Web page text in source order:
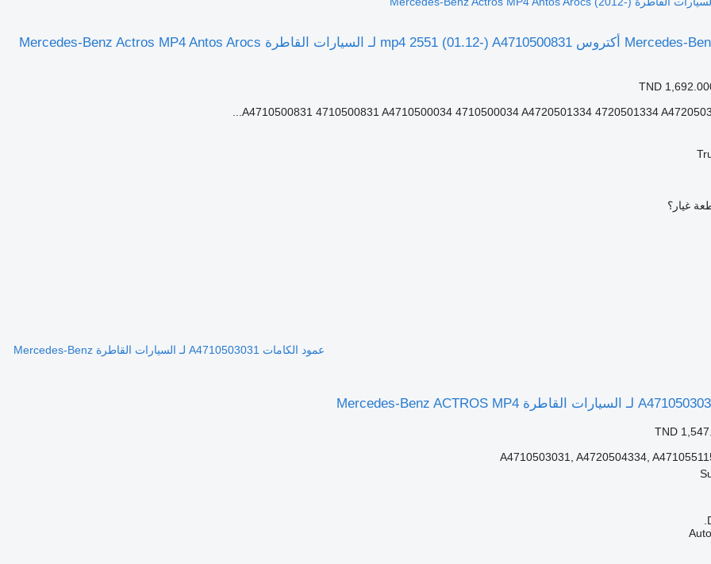
عمود الكامات Mercedes-Benz أكتروس mp4 2551 (01.12-) A4710500831 لـ السيارات القاطرة Mercedes-Benz Actros MP4 Antos Arocs
TND
A4710500831 4710500831 A4710500034 4710500034 A4720501334 4720501334
غيار؟
عمود الكامات A4710503031 لـ السيارات القاطرة Mercedes-Benz
TND
A4710503031, A4720504334,